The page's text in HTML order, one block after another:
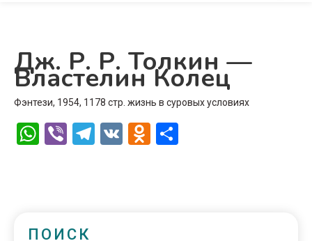
Дж. Р. Р. Толкин —
Властелин Колец
Фэнтези, 1954, 1178 стр. жизнь в суровых условиях
WhatsApp
ViberTelegram
VK Odnoklassniki
ПОИСК